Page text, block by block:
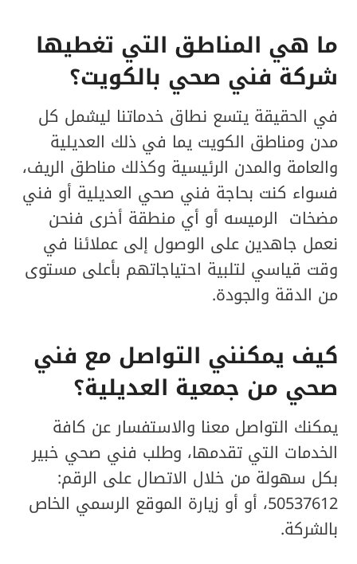
ما هي المناطق التي تغطيها
شركة فني صحي بالكويت؟
في الحقيقة يتسع نطاق خدماتنا ليشمل كل
مدن ومناطق الكويت يما في ذلك العديلية
والعامة والمدن الرئيسية وكذلك مناطق الريف،
فسواء كنت بحاجة فني صحي العديلية أو فني
مضخات الرميسه أو أي منطقة أخرى فنحن
نعمل جاهدين على الوصول إلى عملائنا في
وقت قياسي لتلبية احتياجاتهم بأعلى مستوى
من الدقة والجودة.
كيف يمكنني التواصل مع فني
صحي من جمعية العديلية؟
يمكنك التواصل معنا والاستفسار عن كافة
الخدمات التي تقدمها، وطلب فني صحي خبير
بكل سهولة من خلال الاتصال على الرقم:
50537612، أو أو زيارة الموقع الرسمي الخاص
بالشركة.